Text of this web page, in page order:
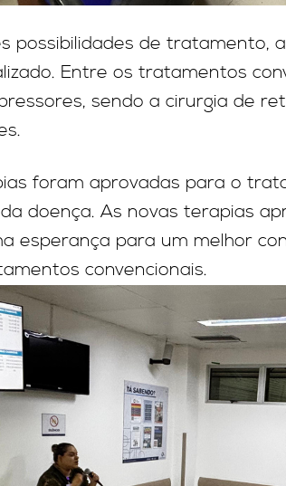
possibilidades de tratamento,
Entre os tratamentos
sendo a cirurgia de
foram aprovadas para o
doença. As novas terapias
esperança para um melhor
convencionais.